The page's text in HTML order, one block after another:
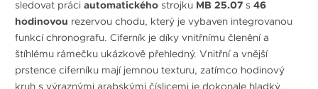
sledovat práci automatického strojku MB 25.07 s 46
hodinovou rezervou chodu, který je vybaven integrovanou
funkcí chronografu. Ciferník je díky vnitřnímu členění a
štíhlému rámečku ukázkově přehledný. Vnitřní a vnější
prstence ciferníku mají jemnou texturu, zatímco hodinový
kruh s výraznými arabskými číslicemi je dokonale hladký.